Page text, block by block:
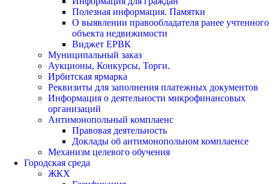
Полезная информация. Памятки
О выявлении правообладателя ранее учтенного
объекта недвижимости
Виджет ЕРВК
Муниципальный заказ
Аукционы, Конкурсы, Торги.
Ирбитская ярмарка
Реквизиты для заполнения платежных документов
Информация о деятельности микрофинансовых
организаций
Антимонопольный комплаенс
Правовая деятельность
Доклады об антимонопольном комплаенсе
Механизм целевого обучения
Городская среда
ЖКХ